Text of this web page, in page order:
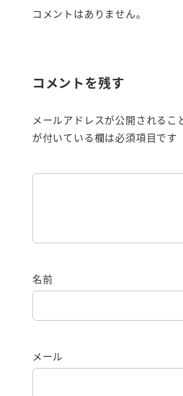
コメントはありません。
コメントを残す
メールアドレスが公開されるこ
が付いている欄は必須項目です
名前
メール